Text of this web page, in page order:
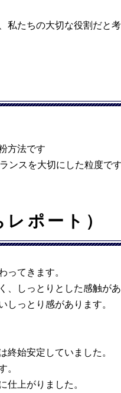
たちの大切な役割だと考
方法です
ンスを大切にした粒度です
ポート）
ってきます。
しっとりとした感触があ
しっとり感があります。
終始安定していました。
。
仕上がりました。